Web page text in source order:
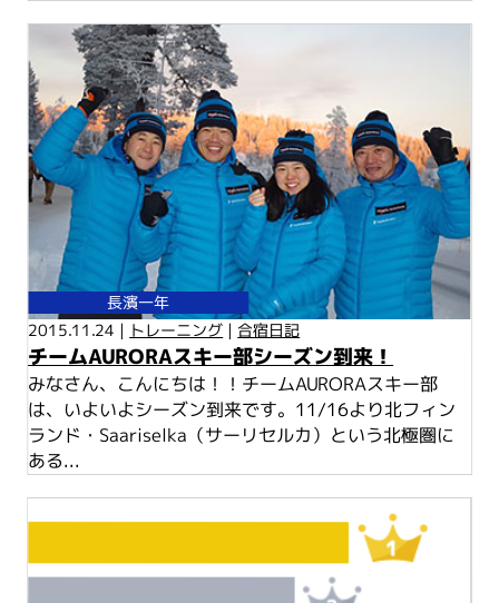
長濱一年
2015.11.24 | トレーニング | 合宿日記
チームAURORAスキー部シーズン到来！
みなさん、こんにちは！！チームAURORAスキー部
は、いよいよシーズン到来です。11/16より北フィン
ランド・Saariselka（サーリセルカ）という北極圏に
ある...